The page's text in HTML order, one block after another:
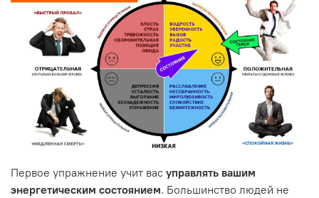
Первое упражнение учит вас управлять вашим
энергетическим состоянием. Большинство людей не